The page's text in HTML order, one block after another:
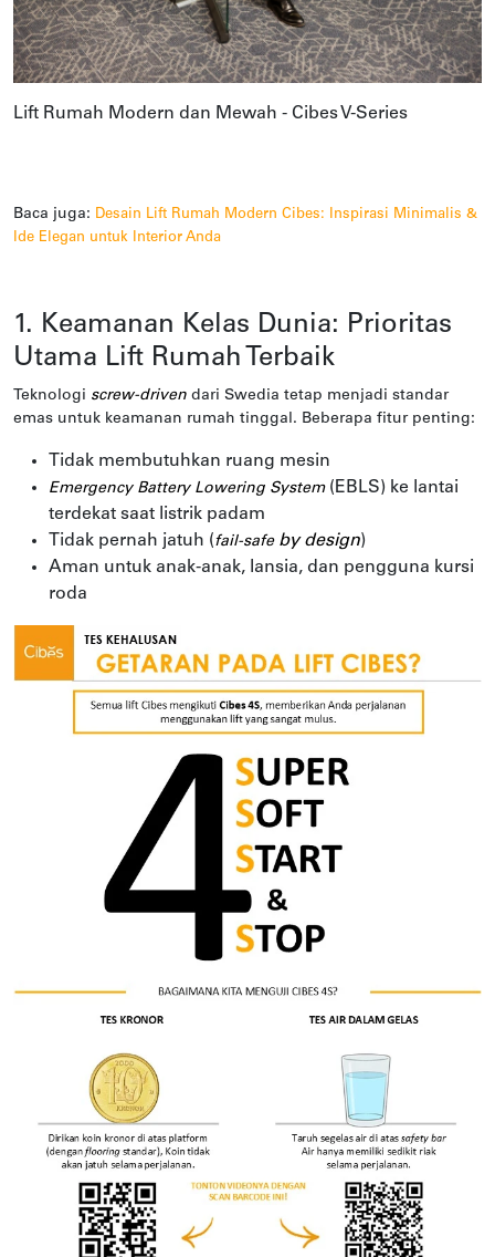
Lift Rumah Modern dan Mewah - Cibes V-Series
Baca juga: Desain Lift Rumah Modern Cibes: Inspirasi Minimalis &
Ide Elegan untuk Interior Anda
1. Keamanan Kelas Dunia: Prioritas
Utama Lift Rumah Terbaik
Teknologi screw-driven dari Swedia tetap menjadi standar
emas untuk keamanan rumah tinggal. Beberapa fitur penting:
Tidak membutuhkan ruang mesin
Emergency Battery Lowering System(EBLS) ke lantai
terdekat saat listrik padam
Tidak pernah jatuh (fail-safeby design)
Aman untuk anak-anak, lansia, dan pengguna kursi
roda